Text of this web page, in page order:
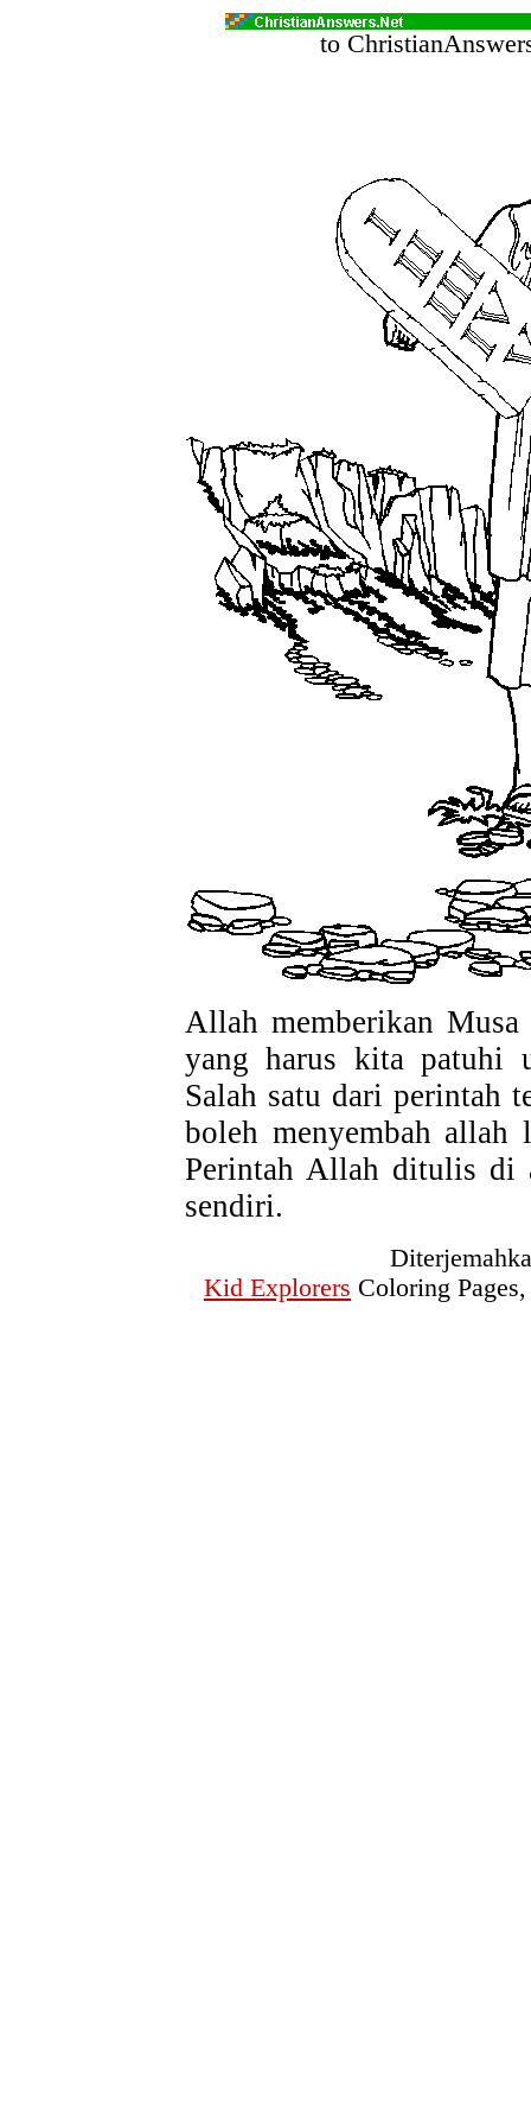
to
Allah memberikan
yang harus kita patuhi
Salah satu dari perintah
boleh menyembah
Perintah Allah ditulis di
sendiri.
Kid Explorers Coloring